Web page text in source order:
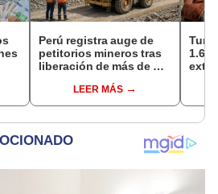
Perú registra auge de
petitorios mineros tras
liberación de más de mil
explorar cobre y oro
LEER MÁS
1.62